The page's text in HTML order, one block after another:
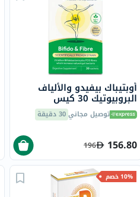
أوبتيباك بيفيدو والألياف
البروبيوتيك 30 كيس
توصيل مجاني30 دقيقة
156.80
196
10% خصم